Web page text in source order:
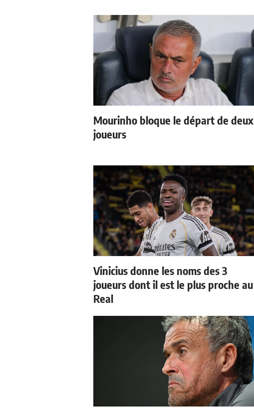
Mourinho bloque le départ de deux
joueurs
Vinicius donne les noms des 3
joueurs dont il est le plus proche au
Real